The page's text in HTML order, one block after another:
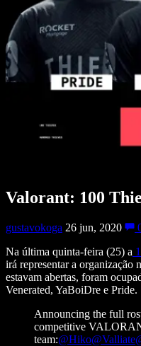
Valorant: 100
gustavokoga 26 jun, 2020
Na última quinta-feira (25) a
irá representar a organização
estavam abertas, foram
Venerated, YaBoiDre e Pride.
Announcing the full
competitive
team:@Hiko@Valliate